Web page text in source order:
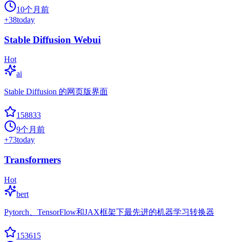
10个月前
+38today
Stable Diffusion Webui
Hot
ai
Stable Diffusion 的网页版界面
158833
9个月前
+73today
Transformers
Hot
bert
Pytorch、TensorFlow和JAX框架下最先进的机器学习转换器
153615